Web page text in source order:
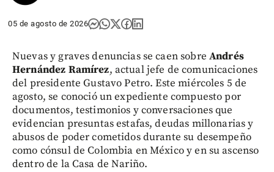
05 de agosto de 2026
Nuevas y graves denuncias se caen sobre Andrés
Hernández Ramírez, actual jefe de comunicaciones
del presidente Gustavo Petro. Este miércoles 5 de
agosto, se conoció un expediente compuesto por
documentos, testimonios y conversaciones que
evidencian presuntas estafas, deudas millonarias y
abusos de poder cometidos durante su desempeño
como cónsul de Colombia en México y en su ascenso
dentro de la Casa de Nariño.